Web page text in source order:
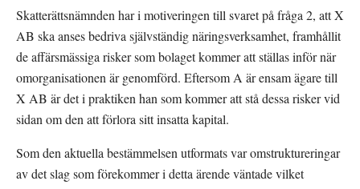
Skatterättsnämnden har i motiveringen till svaret på fråga 2, att X
AB ska anses bedriva självständig näringsverksamhet, framhållit
de affärsmässiga risker som bolaget kommer att ställas inför när
omorganisationen är genomförd. Eftersom A är ensam ägare till
X AB är det i praktiken han som kommer att stå dessa risker vid
sidan om den att förlora sitt insatta kapital.
Som den aktuella bestämmelsen utformats var omstruktureringar
av det slag som förekommer i detta ärende väntade vilket